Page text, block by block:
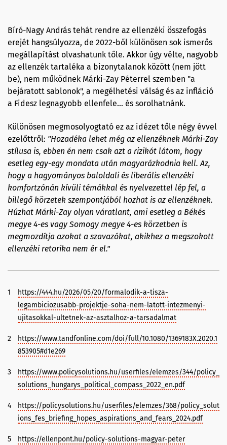
Bíró-Nagy András tehát rendre az ellenzéki összefogás
erejét hangsúlyozza, de 2022-ből különösen sok ismerős
megállapítást olvashatunk tőle. Akkor úgy vélte, nagyobb
az ellenzék tartaléka a bizonytalanok között (nem jött
be), nem működnek Márki-Zay Péterrel szemben "a
bejáratott sablonok", a megélhetési válság és az infláció
a Fidesz legnagyobb ellenfele… és sorolhatnánk.
Különösen megmosolyogtató ez az idézet tőle négy évvel
ezelőttről: "Hozadéka lehet még az ellenzéknek Márki-Zay
stílusa is, ebben én nem csak azt a rizikót látom, hogy
esetleg egy-egy mondata után magyarázkodnia kell. Az,
hogy a hagyományos baloldali és liberális ellenzéki
komfortzónán kívüli témákkal és nyelvezettel lép fel, a
billegő körzetek szempontjából hozhat is az ellenzéknek.
Húzhat Márki-Zay olyan váratlant, ami esetleg a Békés
megye 4-es vagy Somogy megye 4-es körzetben is
megmozdítja azokat a szavazókat, akikhez a megszokott
ellenzéki retorika nem ér el."
1
https://444.hu/2026/05/20/formalodik-a-tisza-
legambiciozusabb-projektje-soha-nem-latott-intezmenyi-
ujitasokkal-ultetnek-az-asztalhoz-a-tarsadalmat
2
https://www.tandfonline.com/doi/full/10.1080/1369183X.2020.1
853905#d1e269
3
https://www.policysolutions.hu/userfiles/elemzes/344/policy_
solutions_hungarys_political_compass_2022_en.pdf
4
https://policysolutions.hu/userfiles/elemzes/368/policy_solut
ions_fes_briefing_hopes_aspirations_and_fears_2024.pdf
5 https://ellenpont.hu/policy-solutions-magyar-peter